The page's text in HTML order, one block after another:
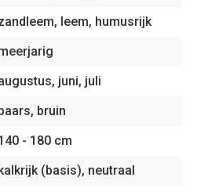
leem, humusrijk
juni, juli
bruin
- 180 cm
(basis), neutraal